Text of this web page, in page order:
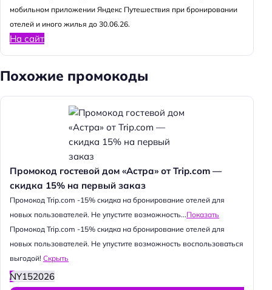
мобильном приложении Яндекс Путешествия при бронировании
отелей и иного жилья до 30.06.26.
На сайт
Похожие промокоды
Промокод гостевой дом «Астра» от Trip.com —
скидка 15% на первый заказ
Промокод Trip.com -15% скидка на бронирование отелей для
новых пользователей. Не упустите возможность...Показать
Промокод Trip.com -15% скидка на бронирование отелей для
новых пользователей. Не упустите возможность воспользоваться
выгодой! Скрыть
NY152026